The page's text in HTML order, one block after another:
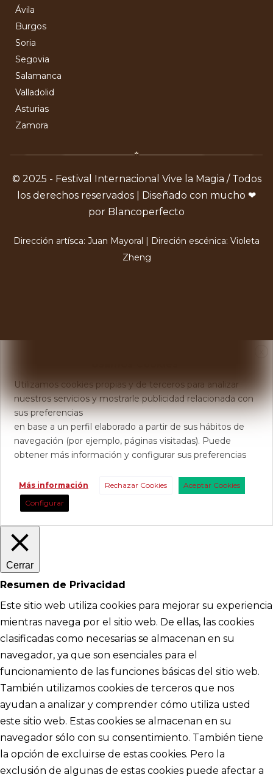
Ávila
Burgos
Soria
Segovia
Salamanca
Valladolid
Asturias
Zamora
© 2025 - Festival Internacional Vive la Magia / Todos
los derechos reservados | Diseñado con mucho ❤
por Blancoperfecto
Dirección artísca: Juan Mayoral | Direción escénica: Violeta
Zheng
Utilizamos cookies propias y de terceros para analizar
nuestros servicios y mostrarle publicidad relacionada con
sus preferencias
en base a un perfil elaborado a partir de sus hábitos de
navegación (por ejemplo, páginas visitadas). Puede
obtener más información y configurar sus preferencias
Más información Rechazar Cookies
Aceptar Cookies
Configurar
Cerrar
Resumen de Privacidad
Este sitio web utiliza cookies para mejorar su experiencia
mientras navega por el sitio web. De ellas, las cookies
clasificadas como necesarias se almacenan en su
navegador, ya que son esenciales para el
funcionamiento de las funciones básicas del sitio web.
También utilizamos cookies de terceros que nos
ayudan a analizar y comprender cómo utiliza usted
este sitio web. Estas cookies se almacenan en su
navegador sólo con su consentimiento. También tiene
la opción de excluirse de estas cookies. Pero la
exclusión de algunas de estas cookies puede afectar a